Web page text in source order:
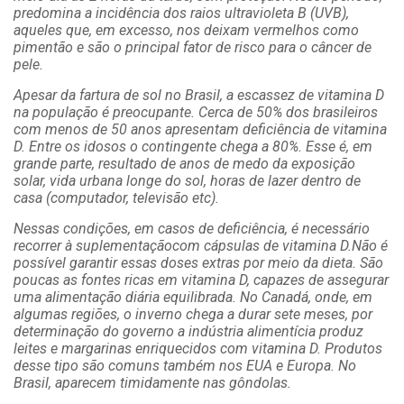
predomina a incidência dos raios ultravioleta B (UVB),
aqueles que, em excesso, nos deixam vermelhos como
pimentão e são o principal fator de risco para o câncer de
pele.
Apesar da fartura de sol no Brasil, a escassez de vitamina D
na população é preocupante. Cerca de 50% dos brasileiros
com menos de 50 anos apresentam deficiência de vitamina
D. Entre os idosos o contingente chega a 80%. Esse é, em
grande parte, resultado de anos de medo da exposição
solar, vida urbana longe do sol, horas de lazer dentro de
casa (computador, televisão etc).
Nessas condições, em casos de deficiência, é necessário
recorrer à suplementaçãocom cápsulas de vitamina D.Não é
possível garantir essas doses extras por meio da dieta. São
poucas as fontes ricas em vitamina D, capazes de assegurar
uma alimentação diária equilibrada. No Canadá, onde, em
algumas regiões, o inverno chega a durar sete meses, por
determinação do governo a indústria alimentícia produz
leites e margarinas enriquecidos com vitamina D. Produtos
desse tipo são comuns também nos EUA e Europa. No
Brasil, aparecem timidamente nas gôndolas.